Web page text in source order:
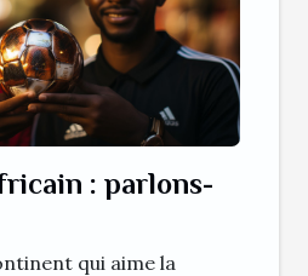
: parlons-
qui aime la